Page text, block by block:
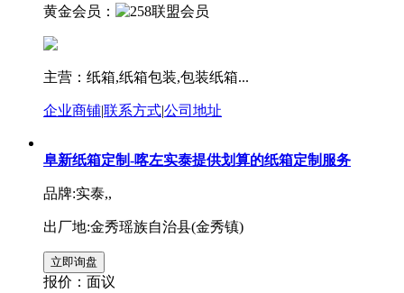
黄金会员：
主营：纸箱,纸箱包装,包装纸箱...
企业商铺|联系方式|公司地址
阜新纸箱定制-喀左实泰提供划算的纸箱定制服务
品牌:实泰,,
出厂地:金秀瑶族自治县(金秀镇)
报价： 面议